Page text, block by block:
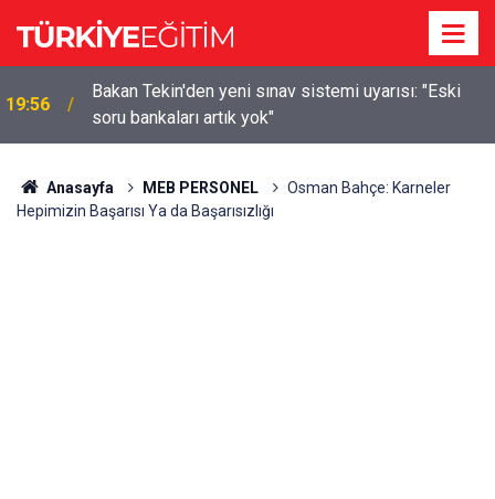
19:56
Bakan Tekin'den yeni sınav sistemi uyarısı: "Eski
soru bankaları artık yok"
Anasayfa MEB PERSONEL
Osman Bahçe: Karneler
Hepimizin Başarısı Ya da Başarısızlığı